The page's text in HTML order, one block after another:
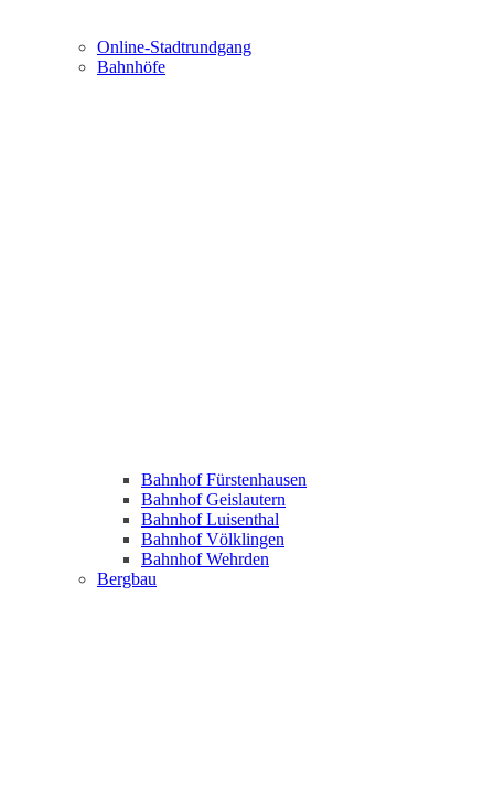
Online-Stadtrundgang
Bahnhöfe
Bahnhof Fürstenhausen
Bahnhof Geislautern
Bahnhof Luisenthal
Bahnhof Völklingen
Bahnhof Wehrden
Bergbau